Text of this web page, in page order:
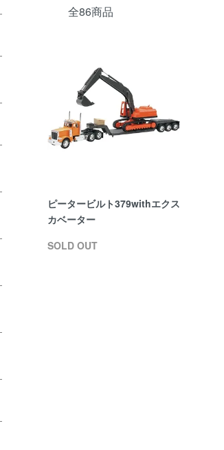
全86商品
ピータービルト379withエクス
カベーター
SOLD OUT